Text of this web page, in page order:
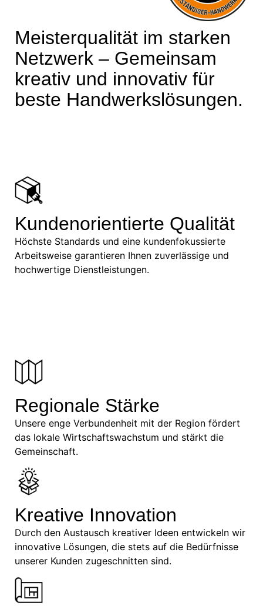
Meisterqualität im starken
Netzwerk – Gemeinsam
kreativ und innovativ für
beste Handwerkslösungen.
Kundenorientierte Qualität
Höchste Standards und eine kundenfokussierte
Arbeitsweise garantieren Ihnen zuverlässige und
hochwertige Dienstleistungen.
Regionale Stärke
Unsere enge Verbundenheit mit der Region fördert
das lokale Wirtschaftswachstum und stärkt die
Gemeinschaft.
Kreative Innovation
Durch den Austausch kreativer Ideen entwickeln wir
innovative Lösungen, die stets auf die Bedürfnisse
unserer Kunden zugeschnitten sind.